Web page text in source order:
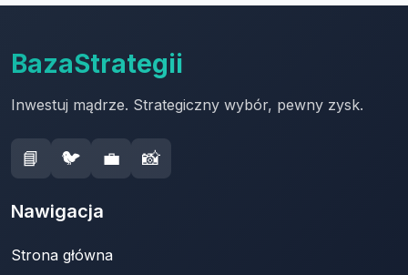
BazaStrategii
Inwestuj mądrze. Strategiczny wybór, pewny zysk.
📘 🐦 💼 📸
Nawigacja
Strona główna